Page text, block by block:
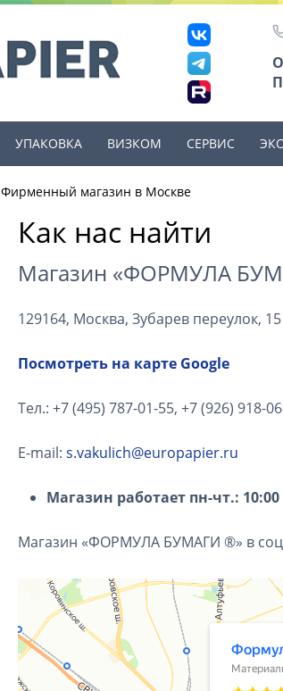
УПАКОВКА ВИЗКОМ СЕРВИС
Фирменный магазин в Москве
Как нас найти
Магазин «ФОРМУЛА
129164, Москва, Зубарев переулок,
Посмотреть на карте Google
Тел.: +7 (495) 787-01-55, +7 (926) 918-
E-mail: s.vakulich@europapier.ru
Магазин работает пн-чт.: 10:00
Магазин «ФОРМУЛА БУМАГИ ®» в